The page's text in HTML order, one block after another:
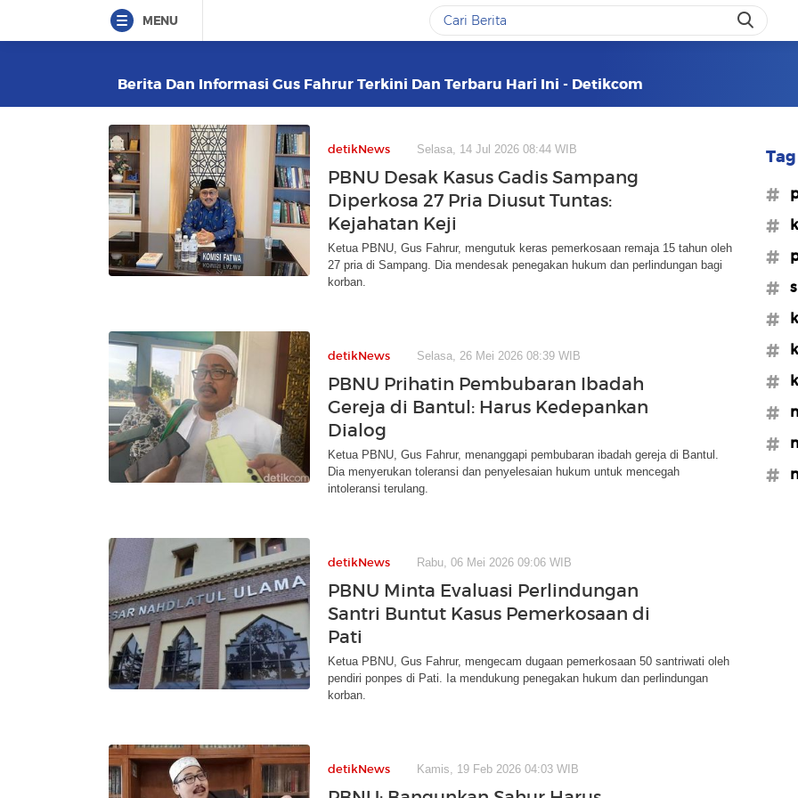
MENU
Berita Dan Informasi Gus Fahrur Terkini Dan Terbaru Hari Ini - Detikcom
detikNews Selasa, 14 Jul 2026 08:44 WIB
PBNU Desak Kasus Gadis Sampang
Diperkosa 27 Pria Diusut Tuntas:
Kejahatan Keji
Ketua PBNU, Gus Fahrur, mengutuk keras pemerkosaan remaja 15 tahun oleh
27 pria di Sampang. Dia mendesak penegakan hukum dan perlindungan bagi
korban.
detikNews Selasa, 26 Mei 2026 08:39 WIB
PBNU Prihatin Pembubaran Ibadah
Gereja di Bantul: Harus Kedepankan
Dialog
Ketua PBNU, Gus Fahrur, menanggapi pembubaran ibadah gereja di Bantul.
Dia menyerukan toleransi dan penyelesaian hukum untuk mencegah
intoleransi terulang.
detikNews Rabu, 06 Mei 2026 09:06 WIB
PBNU Minta Evaluasi Perlindungan
Santri Buntut Kasus Pemerkosaan di
Pati
Ketua PBNU, Gus Fahrur, mengecam dugaan pemerkosaan 50 santriwati oleh
pendiri ponpes di Pati. Ia mendukung penegakan hukum dan perlindungan
korban.
detikNews Kamis, 19 Feb 2026 04:03 WIB